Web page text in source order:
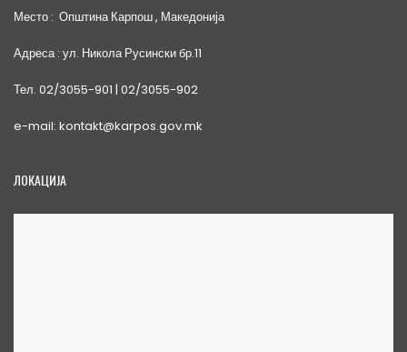
Место : Општина Карпош , Македонија
Адреса : ул. Никола Русински бр.11
Тел. 02/3055-901 | 02/3055-902
e-mail: kontakt@karpos.gov.mk
ЛОКАЦИЈА